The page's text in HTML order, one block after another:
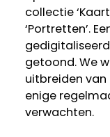
collectie
‘Portretten’.
getoond. We
uitbreiden
enige
verwachten.